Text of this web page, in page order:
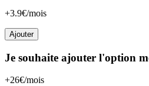
+3.9€/mois
Ajouter
Je souhaite ajouter l'option
+26€/mois